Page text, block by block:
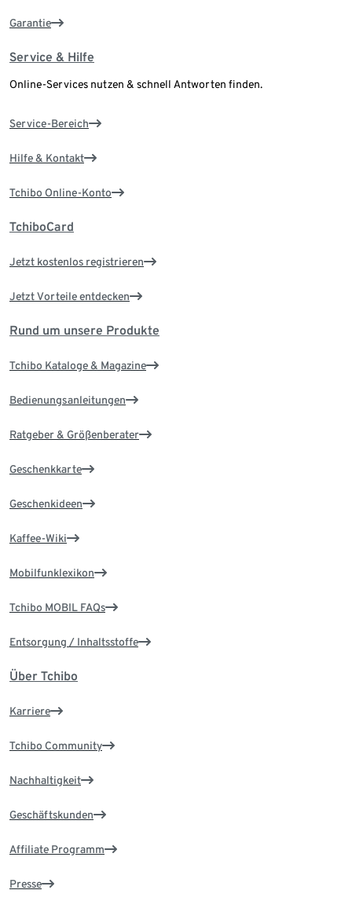
Garantie
Service & Hilfe
Online-Services nutzen & schnell Antworten finden.
Service-Bereich
Hilfe & Kontakt
Tchibo Online-Konto
TchiboCard
Jetzt kostenlos registrieren
Jetzt Vorteile entdecken
Rund um unsere Produkte
Tchibo Kataloge & Magazine
Bedienungsanleitungen
Ratgeber & Größenberater
Geschenkkarte
Geschenkideen
Kaffee-Wiki
Mobilfunklexikon
Tchibo MOBIL FAQs
Entsorgung / Inhaltsstoffe
Über Tchibo
Karriere
Tchibo Community
Nachhaltigkeit
Geschäftskunden
Affiliate Programm
Presse